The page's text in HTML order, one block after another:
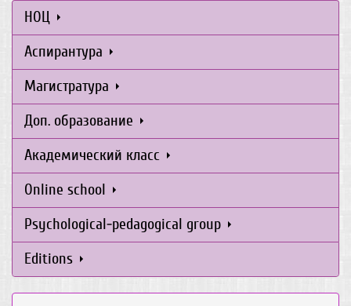
НОЦ
Аспирантура
Магистратура
Доп. образование
Академический класс
Online school
Psychological-pedagogical group
Editions